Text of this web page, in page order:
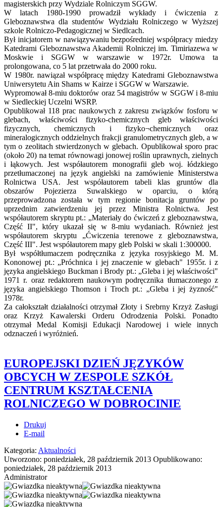
magisterskich przy Wydziale Rolniczym SGGW.
W latach 1980-1990 prowadził wykłady i ćwiczenia z
Gleboznawstwa dla studentów Wydziału Rolniczego w Wyższej
szkole Rolniczo-Pedagogicznej w Siedlcach.
Był inicjatorem w nawiązywaniu bezpośredniej współpracy miedzy
Katedrami Gleboznawstwa Akademii Rolniczej im. Timiriazewa w
Moskwie i SGGW w warszawie w 1972r. Umowa ta
prolongowana, co 5 lat przetrwała do 2000 roku.
W 1980r. nawiązał współpracę między Katedrami Gleboznawstwa
Uniwersytetu Ain Shams w Kairze i SGGW w Warszawie.
Wypromował 8-miu doktorów oraz 54 magistrów w SGGW i 8-miu
w Siedleckiej Uczelni WSRP.
Opublikował 118 prac naukowych z zakresu związków fosforu w
glebach, właściwości fizyko-chemicznych gleb właściwości
fizycznych, chemicznych i fizyko¬chemicznych oraz
mineralogicznych oddzielnych frakcji granulometrycznych gleb, a w
tym o zeolitach stwierdzonych w glebach. Opublikował sporo prac
(około 20) na temat równowagi jonowej roślin uprawnych, zielnych
i łąkowych. Jest współautorem monografii gleb woj. łódzkiego
przetłumaczonej na język angielski na zamówienie Ministerstwa
Rolnictwa USA. Jest współautorem tabeli klas gruntów dla
obszarów Pojezierza Suwalskiego w oparciu, o którą
przeprowadzona została w tym regionie bonitacja gruntów po
uprzednim zatwierdzeniu jej przez Ministra Rolnictwa. Jest
współautorem skryptu pt.: „Materiały do ćwiczeń z gleboznawstwa,
Część II", który ukazał się w 8-miu wydaniach. Również jest
współautorem skryptu „Ćwiczenia terenowe z gleboznawstwa,
Część III". Jest współautorem mapy gleb Polski w skali 1:300000.
Był współtłumaczem podręcznika z języka rosyjskiego M. M.
Kononowej pt.: „Próchnica i jej znaczenie w glebach" 1955r. i z
języka angielskiego Buckman i Brody pt.: „Gleba i jej właściwości"
1971 r. oraz redaktorem naukowym podręcznika tłumaczonego z
języka angielskiego Thomson i Troch pt.: „Gleba i jej żyzność"
1978r.
Za całokształt działalności otrzymał Złoty i Srebrny Krzyż Zasługi
oraz Krzyż Kawalerski Orderu Odrodzenia Polski. Ponadto
otrzymał Medal Komisji Edukacji Narodowej i wiele innych
odznaczeń i wyróżnień.
EUROPEJSKI DZIEŃ JĘZYKÓW
OBCYCH W ZESPOLE SZKÓŁ
CENTRUM KSZTAŁCENIA
ROLNICZEGO W DOBROCINIE
Drukuj
E-mail
Kategoria: Aktualności
Utworzono: poniedziałek, 28 październik 2013 Opublikowano:
poniedziałek, 28 październik 2013
Administrator